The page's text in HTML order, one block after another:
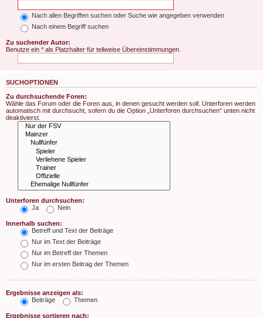
Nach allen Begriffen suchen oder Suche wie angegeben verwenden
Nach einem Begriff suchen
Zu suchender Autor:
Benutze ein * als Platzhalter für teilweise Übereinstimmungen.
SUCHOPTIONEN
Zu durchsuchende Foren:
Wähle das Forum oder die Foren aus, in denen gesucht werden soll. Unterforen werden
automatisch mit durchsucht, sofern du die Option „Unterforen durchsuchen“ unten nicht
deaktivierst.
Unterforen durchsuchen:
Ja
Nein
Innerhalb suchen:
Betreff und Text der Beiträge
Nur im Text der Beiträge
Nur im Betreff der Themen
Nur im ersten Beitrag der Themen
Ergebnisse anzeigen als:
Beiträge
Themen
Ergebnisse sortieren nach: